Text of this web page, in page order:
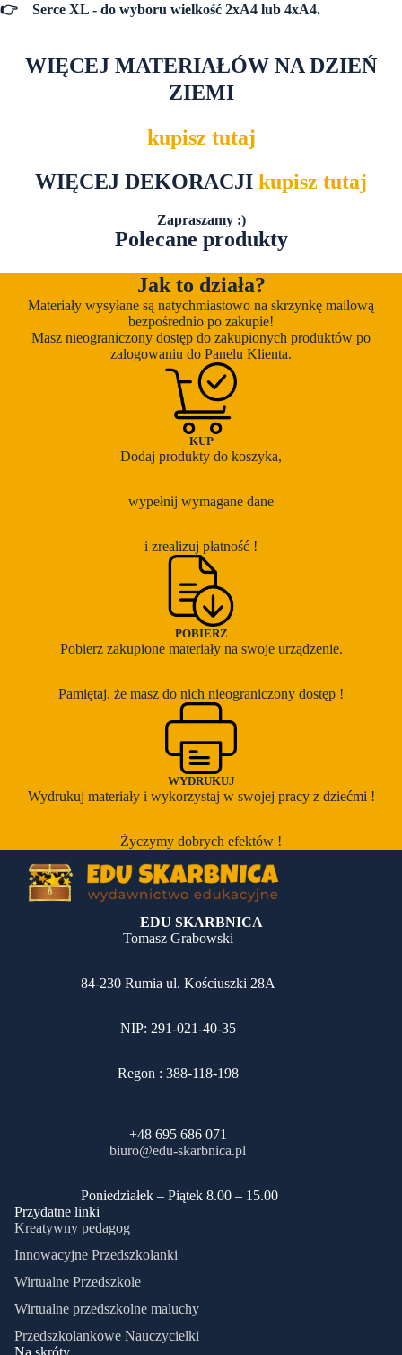
👉 Serce XL - do wyboru wielkość 2xA4 lub 4xA4.
WIĘCEJ MATERIAŁÓW NA DZIEŃ
ZIEMI
kupisz tutaj
WIĘCEJ DEKORACJI kupisz tutaj
Zapraszamy :)
Polecane produkty
Jak to działa?
Materiały wysyłane są natychmiastowo na skrzynkę mailową
bezpośrednio po zakupie!
Masz nieograniczony dostęp do zakupionych produktów po
zalogowaniu do Panelu Klienta.
KUP
Dodaj produkty do koszyka,
wypełnij wymagane dane
i zrealizuj płatność !
POBIERZ
Pobierz zakupione materiały na swoje urządzenie.
Pamiętaj, że masz do nich nieograniczony dostęp !
WYDRUKUJ
Wydrukuj materiały i wykorzystaj w swojej pracy z dziećmi !
Życzymy dobrych efektów !
EDU SKARBNICA
Tomasz Grabowski
84-230 Rumia ul. Kościuszki 28A
NIP: 291-021-40-35
Regon : 388-118-198
+48 695 686 071
biuro@edu-skarbnica.pl
​Poniedziałek – Piątek 8.00 – 15.00
Przydatne linki
Kreatywny pedagog
Innowacyjne Przedszkolanki
Wirtualne Przedszkole
Wirtualne przedszkolne maluchy
Przedszkolankowe Nauczycielki